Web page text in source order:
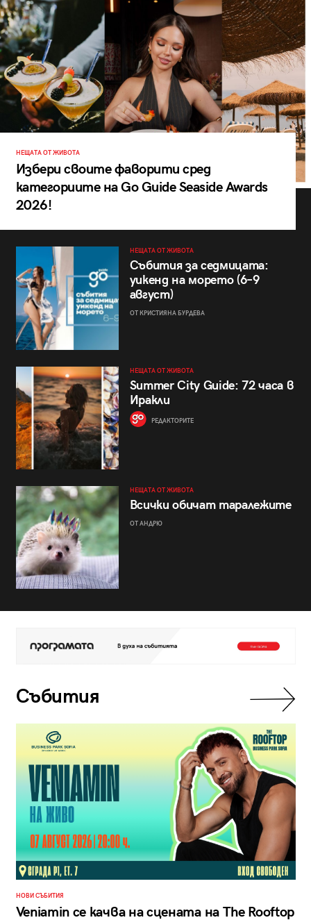
НЕЩАТА ОТ ЖИВОТА
Избери своите фаворити сред
категориите на Go Guide Seaside Awards
2026!
НЕЩАТА ОТ ЖИВОТА
Събития за седмицата:
уикенд на морето (6–9
август)
ОТ КРИСТИЯНА БУРДЕВА
НЕЩАТА ОТ ЖИВОТА
Summer City Guide: 72 часа в
Иракли
РЕДАКТОРИТЕ
НЕЩАТА ОТ ЖИВОТА
Всички обичат таралежите
ОТ АНДРЮ
Събития
НОВИ СЪБИТИЯ
Veniamin се качва на сцената на The Rooftop